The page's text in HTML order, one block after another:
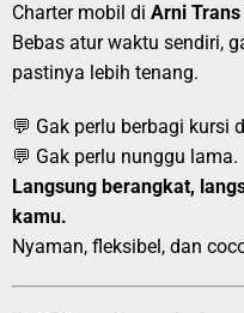
Charter mobil di Arni Trans
Bebas atur waktu sendiri,
pastinya lebih tenang.
💬 Gak perlu berbagi kursi
💬 Gak perlu nunggu lama.
Langsung berangkat,
kamu.
Nyaman, fleksibel, dan